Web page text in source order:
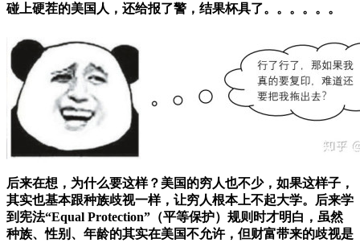
碰上硬茬的美国人，还给报了警，结果杯具了。。。。。。
后来在想，为什么要这样？美国的穷人也不少，如果这样子，
其实也基本跟种族歧视一样，让穷人根本上不起大学。后来学
到宪法“Equal Protection”（平等保护）规则时才明白，虽然
种族、性别、年龄的其实在美国不允许，但财富带来的歧视是